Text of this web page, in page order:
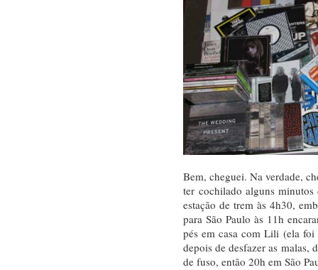
Bem, cheguei. Na verdade,
ter cochilado alguns
estação de trem às 4h30,
para São Paulo às 11h
pés em casa com Lili (ela
depois de desfazer as malas,
de fuso, então 20h em São